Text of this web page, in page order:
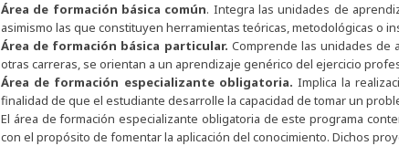
Área de formación básica común. Integra las unidades de
asimismo las que constituyen herramientas teóricas, metodológicas o
Área de formación básica particular. Comprende las unidades de
otras carreras, se orientan a un aprendizaje genérico del ejercicio
Área de formación especializante obligatoria. Implica la
finalidad de que el estudiante desarrolle la capacidad de tomar un
El área de formación especializante obligatoria de este programa
con el propósito de fomentar la aplicación del conocimiento. Dichos